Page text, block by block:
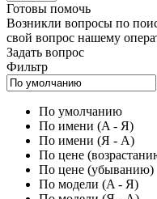
Готовы помочь
Возникли вопросы по
свой вопрос нашему
Задать вопрос
Фильтр
По умолчанию
По имени (A - Я)
По имени (Я - A)
По цене
По цене (убыванию)
По модели (A - Я)